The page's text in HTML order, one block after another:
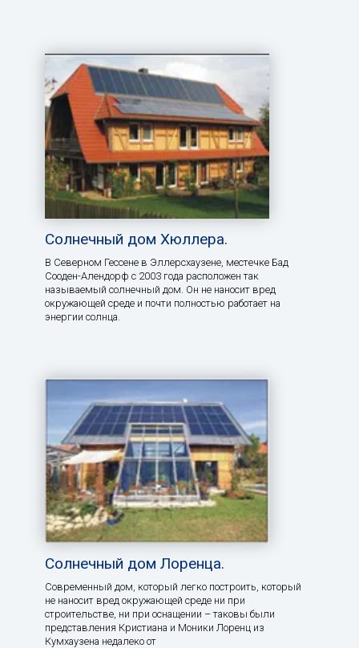
Солнечный дом Хюллера.
В Северном Гессене в Эллерсхаузене, местечке Бад
Сооден-Алендорф с 2003 года расположен так
называемый солнечный дом. Он не наносит вред
окружающей среде и почти полностью работает на
энергии солнца.
Солнечный дом Лоренца.
Современный дом, который легко построить, который
не наносит вред окружающей среде ни при
строительстве, ни при оснащении – таковы были
представления Кристиана и Моники Лоренц из
Кумхаузена недалеко от